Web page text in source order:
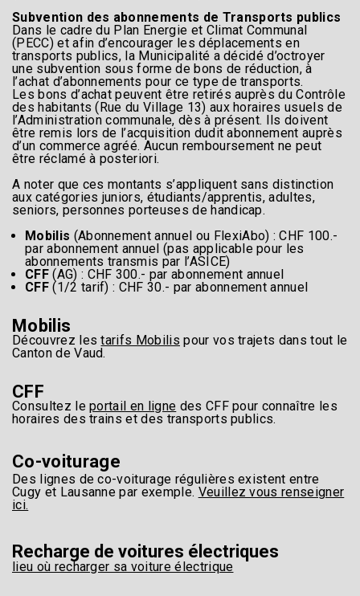
Subvention des abonnements de Transports publics
Dans le cadre du Plan Energie et Climat Communal
(PECC) et afin d’encourager les déplacements en
transports publics, la Municipalité a décidé d’octroyer
une subvention sous forme de bons de réduction, à
l’achat d’abonnements pour ce type de transports.
Les bons d’achat peuvent être retirés auprès du Contrôle
des habitants (Rue du Village 13) aux horaires usuels de
l’Administration communale, dès à présent. Ils doivent
être remis lors de l’acquisition dudit abonnement auprès
d’un commerce agréé. Aucun remboursement ne peut
être réclamé à posteriori.
A noter que ces montants s’appliquent sans distinction
aux catégories juniors, étudiants/apprentis, adultes,
seniors, personnes porteuses de handicap.
Mobilis (Abonnement annuel ou FlexiAbo) : CHF 100.-
par abonnement annuel (pas applicable pour les
abonnements transmis par l’ASICE)
CFF(AG) : CHF 300.- par abonnement annuel
CFF(1/2 tarif) : CHF 30.- par abonnement annuel
Mobilis
Découvrez lestarifs Mobilis pour vos trajets dans tout le
Canton de Vaud.
CFF
Consultez leportail en ligne des CFF pour connaître les
horaires des trains et des transports publics.
Co-voiturage
Des lignes de co-voiturage régulières existent entre
Cugy et Lausanne par exemple. Veuillez vous renseigner
ici.
Recharge de voitures électriques
lieu où recharger sa voiture électrique